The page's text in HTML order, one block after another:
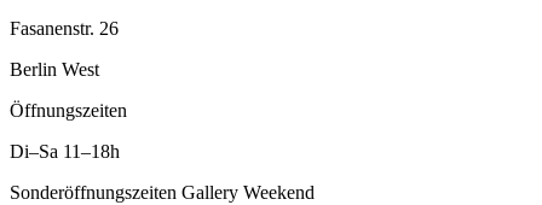
Fasanenstr. 26
Berlin West
Öffnungszeiten
Di–Sa 11–18h
Sonderöffnungszeiten Gallery Weekend